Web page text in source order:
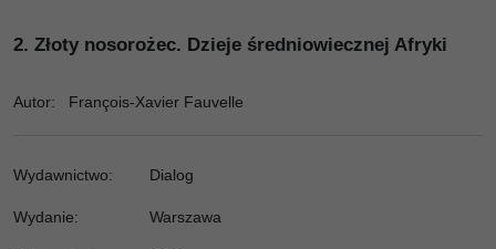
2. Złoty nosorożec. Dzieje średniowiecznej Afryki
Autor: François-Xavier Fauvelle
Wydawnictwo: Dialog
Wydanie: Warszawa